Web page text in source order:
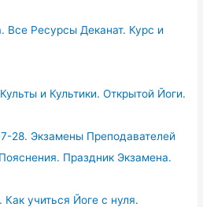
Все Ресурсы Деканат. Курс и
и Культики. Открытой Йоги.
28. Экзамены Преподавателей
Праздник Экзамена.
учиться Йоге с нуля.